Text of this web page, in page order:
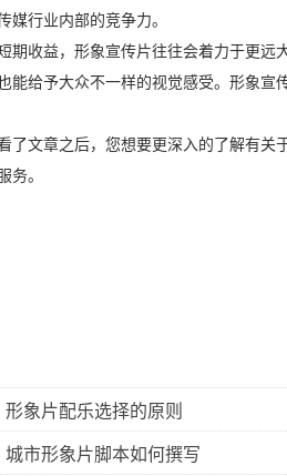
行业内部的竞争力。
收益，形象宣传片往往会着力于更远
给予大众不一样的视觉感受。形象宣
文章之后，您想要更深入的了解有关
务。
形象片配乐选择的原则
城市形象片脚本如何撰写